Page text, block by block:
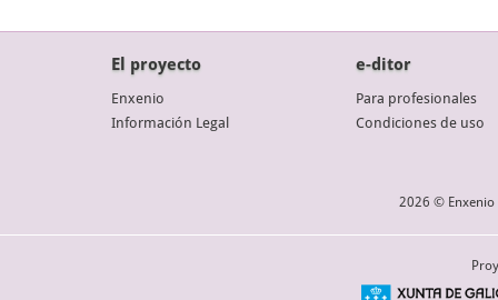
El proyecto
Enxenio
Información Legal
e-ditor
Para profesionales
Condiciones de uso
2026 © Enxenio